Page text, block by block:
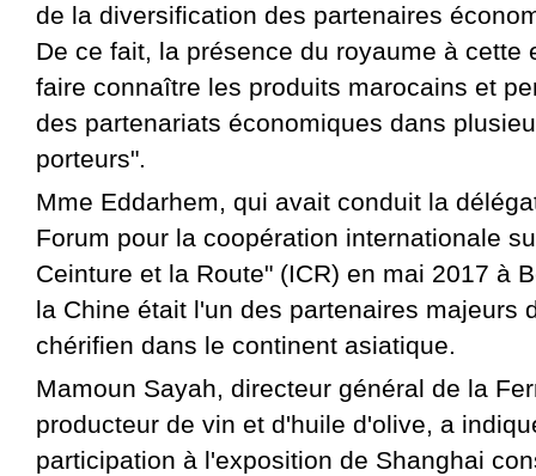
de la diversification des partenaires
De ce fait, la présence du royaume à cette
faire connaître les produits marocains et
des partenariats économiques dans
porteurs".
Mme Eddarhem, qui avait conduit la
Forum pour la coopération internationale
Ceinture et la Route" (ICR) en mai 2017 à
la Chine était l'un des partenaires majeurs
chérifien dans le continent asiatique.
Mamoun Sayah, directeur général de la
producteur de vin et d'huile d'olive, a
participation à l'exposition de Shanghai